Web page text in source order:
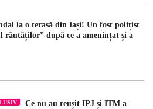
la o terasă din Iași! Un fost polițist
răutăților” după ce a amenințat și a
Ce nu au reușit IPJ și ITM a